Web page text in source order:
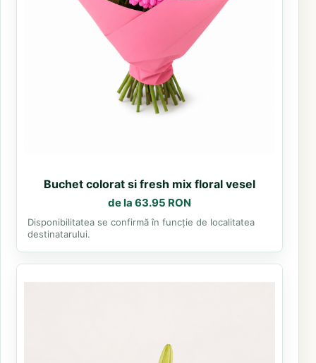
Buchet colorat si fresh mix floral vesel
de la 63.95 RON
Disponibilitatea se confirmă în funcție de localitatea
destinatarului.